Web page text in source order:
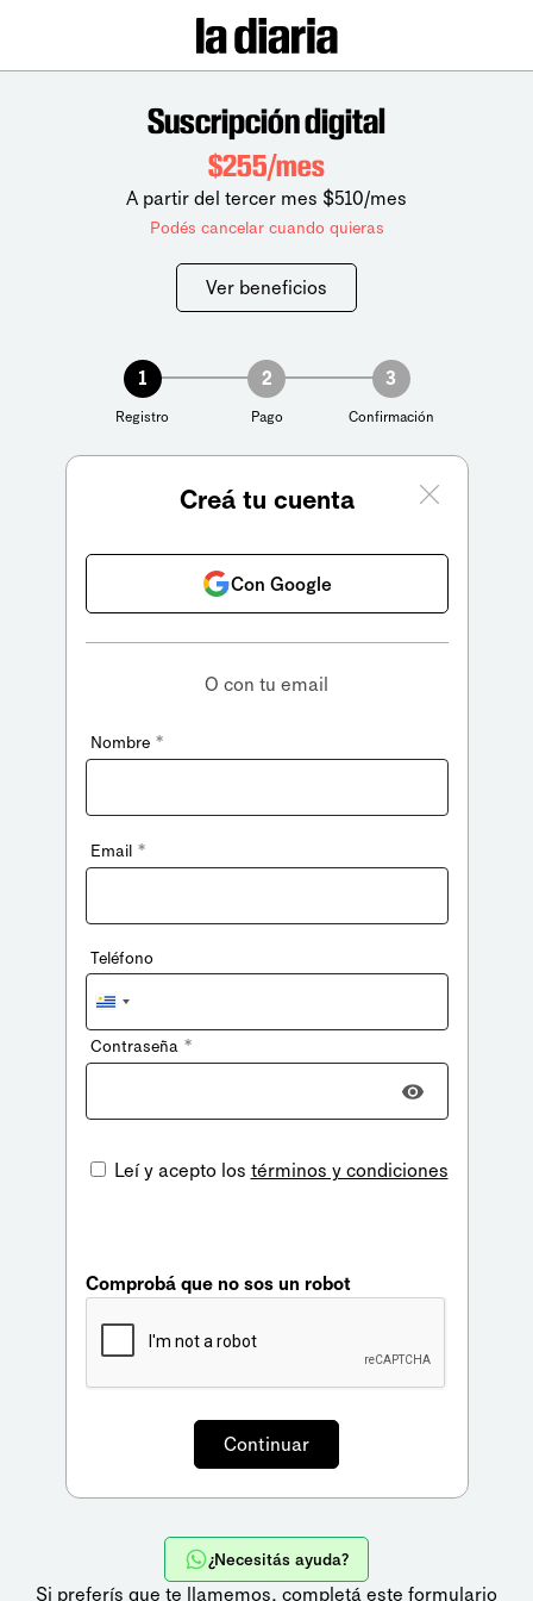
Suscripción digital
$255/mes
A partir del tercer mes $510/mes
Podés cancelar cuando quieras
Ver beneficios
1
Registro
2
Pago
3
Confirmación
Creá tu cuenta
Con Google
O con tu email
Nombre *
Email *
Teléfono
Uruguay
+598
Contraseña *
Leí y acepto los términos y condiciones
Comprobá que no sos un robot
¿Necesitás ayuda?
Si preferís que te llamemos, completá este formulario